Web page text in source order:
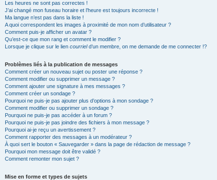
Les heures ne sont pas correctes !
J’ai changé mon fuseau horaire et l’heure est toujours incorrecte !
Ma langue n’est pas dans la liste !
A quoi correspondent les images à proximité de mon nom d’utilisateur ?
Comment puis-je afficher un avatar ?
Qu’est-ce que mon rang et comment le modifier ?
Lorsque je clique sur le lien courrield’un membre, on me demande de me connecter !?
Problèmes liés à la publication de messages
Comment créer un nouveau sujet ou poster une réponse ?
Comment modifier ou supprimer un message ?
Comment ajouter une signature à mes messages ?
Comment créer un sondage ?
Pourquoi ne puis-je pas ajouter plus d’options à mon sondage ?
Comment modifier ou supprimer un sondage ?
Pourquoi ne puis-je pas accéder à un forum ?
Pourquoi ne puis-je pas joindre des fichiers à mon message ?
Pourquoi ai-je reçu un avertissement ?
Comment rapporter des messages à un modérateur ?
À quoi sert le bouton « Sauvegarder » dans la page de rédaction de message ?
Pourquoi mon message doit être validé ?
Comment remonter mon sujet ?
Mise en forme et types de sujets